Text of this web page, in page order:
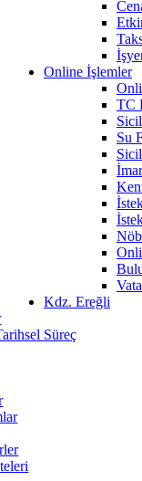
Online İşlemler
TC
Su
Kdz. Ereğli
Süreç